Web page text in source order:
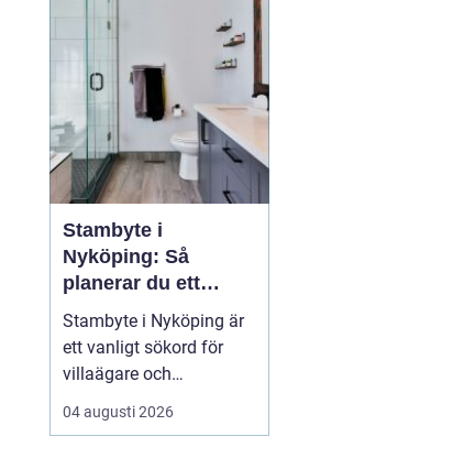
Stambyte i
Nyköping: Så
planerar du ett
tryggt och hållbart
projekt
Stambyte i Nyköping är
ett vanligt sökord för
villaägare och
bostadsrättsföreningar
som börjar se
04 augusti 2026